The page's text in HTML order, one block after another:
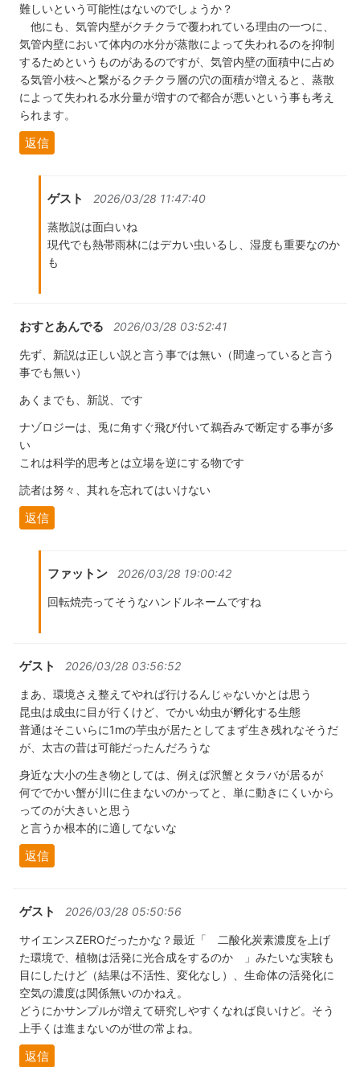
難しいという可能性はないのでしょうか？
他にも、気管内壁がクチクラで覆われている理由の一つに、
気管内壁において体内の水分が蒸散によって失われるのを抑制
するためというものがあるのですが、気管内壁の面積中に占め
る気管小枝へと繋がるクチクラ層の穴の面積が増えると、蒸散
によって失われる水分量が増すので都合が悪いという事も考え
られます。
返信
ゲスト 2026/03/28 11:47:40
蒸散説は面白いね
現代でも熱帯雨林にはデカい虫いるし、湿度も重要なのか
も
おすとあんでる 2026/03/28 03:52:41
先ず、新説は正しい説と言う事では無い（間違っていると言う
事でも無い）
あくまでも、新説、です
ナゾロジーは、兎に角すぐ飛び付いて鵜呑みで断定する事が多
い
これは科学的思考とは立場を逆にする物です
読者は努々、其れを忘れてはいけない
返信
ファットン 2026/03/28 19:00:42
回転焼売ってそうなハンドルネームですね
ゲスト 2026/03/28 03:56:52
まあ、環境さえ整えてやれば行けるんじゃないかとは思う
昆虫は成虫に目が行くけど、でかい幼虫が孵化する生態
普通はそこいらに1mの芋虫が居たとしてまず生き残れなそうだ
が、太古の昔は可能だったんだろうな
身近な大小の生き物としては、例えば沢蟹とタラバが居るが
何ででかい蟹が川に住まないのかってと、単に動きにくいから
ってのが大きいと思う
と言うか根本的に適してないな
返信
ゲスト 2026/03/28 05:50:56
サイエンスZEROだったかな？最近「 二酸化炭素濃度を上げ
た環境で、植物は活発に光合成をするのか 」みたいな実験も
目にしたけど（結果は不活性、変化なし）、生命体の活発化に
空気の濃度は関係無いのかねえ。
どうにかサンプルが増えて研究しやすくなれば良いけど。そう
上手くは進まないのが世の常よね。
返信